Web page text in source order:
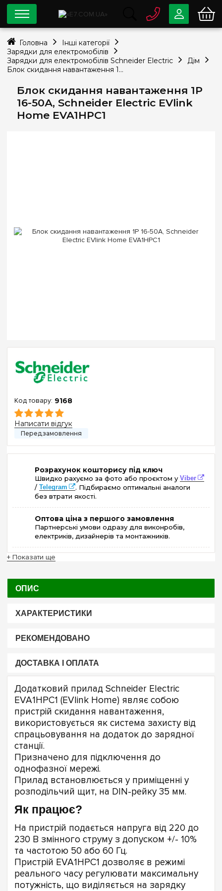
Блок скидання навантаження 1P
16-50А, Schneider Electric EVlink
Home EVA1HPC1
9168
Написати відгук
Розрахунок кошторису під ключ
Швидко рахуємо за фото або проєктом у Viber
/ Telegram
. Підбираємо оптимальні аналоги
без втрати якості.
Оптова ціна з першого замовлення
Партнерські умови одразу для виконробів,
електриків, дизайнерів та монтажників.
+ Показати ще
ОПИС
ХАРАКТЕРИСТИКИ
РЕКОМЕНДОВАНО
ДОСТАВКА І ОПЛАТА
Додатковий прилад Schneider Electric
EVA1HPC1 (EVlink Home) являє собою
пристрій скидання навантаження,
використовується як система захисту від
спрацьовування на додаток до зарядної
станції.
Призначено для підключення до
однофазної мережі.
Прилад встановлюється у приміщенні у
розподільчий щит, на DIN-рейку 35 мм.
Як працює?
На пристрій подається напруга від 220 до
230 В змінного струму з допуском +/- 10%
та частотою 50 або 60 Гц.
Пристрій EVA1HPC1 дозволяє в режимі
реального часу регулювати максимальну
потужність, що виділяється на зарядку
0 800
info@e7.com.ua
044
Viber Telegram
Головна
Інші категорії
Зарядки для електромобілів
Зарядки для електромобілів Schneider Electric
Дім
Блок скидання навантаження 1P 16-50А, Schneider Electric EVlink Home EVA1HPC1